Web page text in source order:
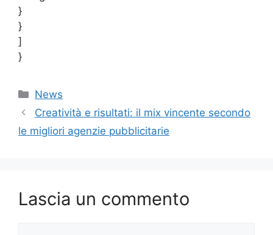
}
}
]
}
Categorie
News
Creatività e risultati: il mix vincente secondo
le migliori agenzie pubblicitarie
Lascia un commento